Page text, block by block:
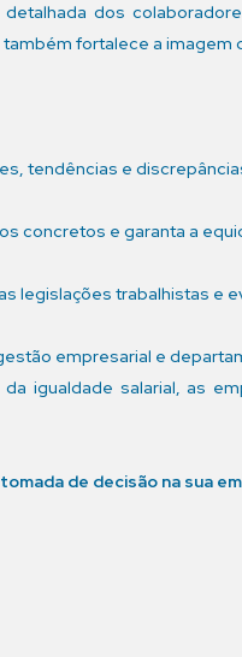
dos
fortalece a
tendências e
concretos e garanta a
legislações trabalhistas e
empresarial e
igualdade salarial, as
de decisão na sua